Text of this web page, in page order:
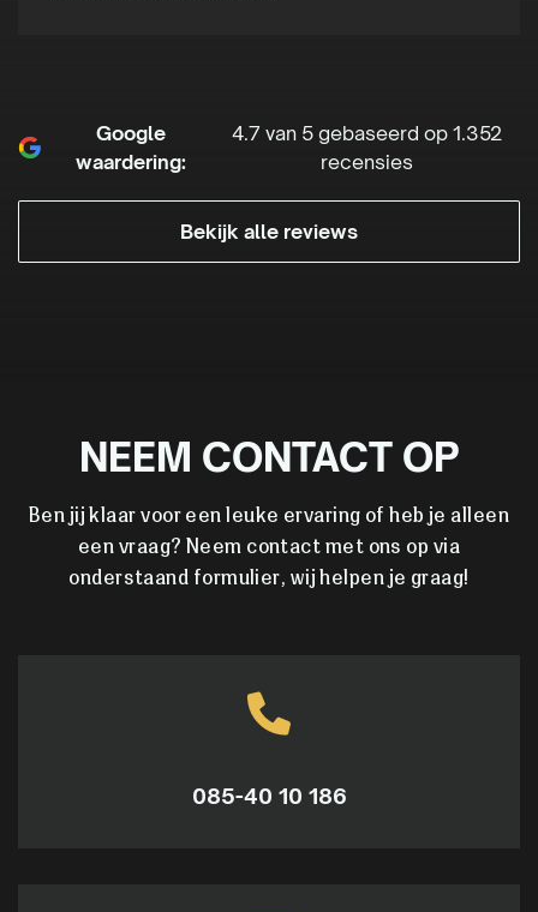
Google
waardering:
4.7 van 5 gebaseerd op 1.352
recensies
Bekijk alle reviews
NEEM CONTACT OP
Ben jij klaar voor een leuke ervaring of heb je alleen
een vraag? Neem contact met ons op via
onderstaand formulier, wij helpen je graag!
085-40 10 186